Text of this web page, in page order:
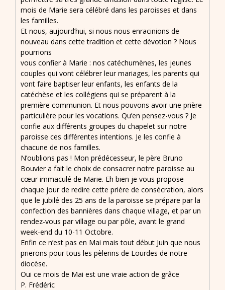
mois de Marie sera célébré dans les paroisses et dans
les familles.
Et nous, aujourd’hui, si nous nous enracinions de
nouveau dans cette tradition et cette dévotion ? Nous
pourrions
vous confier à Marie : nos catéchumènes, les jeunes
couples qui vont célébrer leur mariages, les parents qui
vont faire baptiser leur enfants, les enfants de la
catéchèse et les collégiens qui se préparent à la
première communion. Et nous pouvons avoir une prière
particulière pour les vocations. Qu’en pensez-vous ? Je
confie aux différents groupes du chapelet sur notre
paroisse ces différentes intentions. Je les confie à
chacune de nos familles.
N’oublions pas ! Mon prédécesseur, le père Bruno
Bouvier a fait le choix de consacrer notre paroisse au
cœur immaculé de Marie. Eh bien je vous propose
chaque jour de redire cette prière de consécration, alors
que le jubilé des 25 ans de la paroisse se prépare par la
confection des bannières dans chaque village, et par un
rendez-vous par village ou par pôle, avant le grand
week-end du 10-11 Octobre.
Enfin ce n’est pas en Mai mais tout début Juin que nous
prierons pour tous les pèlerins de Lourdes de notre
diocèse.
Oui ce mois de Mai est une vraie action de grâce
P. Frédéric